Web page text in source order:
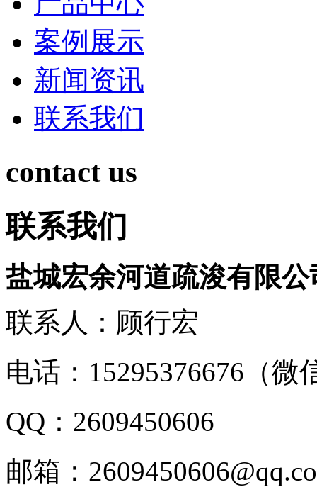
案例展示
新闻资讯
联系我们
contact us
联系我们
盐城宏余河道疏浚有限公
联系人：顾行宏
电话：15295376676（微
QQ：2609450606
邮箱：